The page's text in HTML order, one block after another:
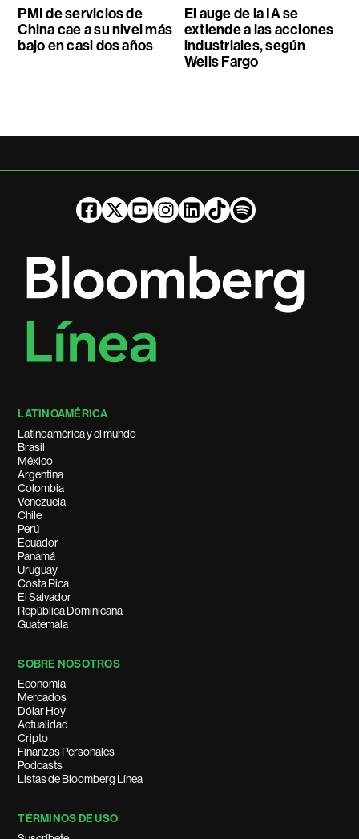
PMI de servicios de
China cae a su nivel más
bajo en casi dos años
El auge de la IA se
extiende a las acciones
industriales, según
Wells Fargo
LATINOAMÉRICA
Latinoamérica y el mundo
Brasil
México
Argentina
Colombia
Venezuela
Chile
Perú
Ecuador
Panamá
Uruguay
Costa Rica
El Salvador
República Dominicana
Guatemala
SOBRE NOSOTROS
Economía
Mercados
Dólar Hoy
Actualidad
Cripto
Finanzas Personales
Podcasts
Listas de Bloomberg Línea
TÉRMINOS DE USO